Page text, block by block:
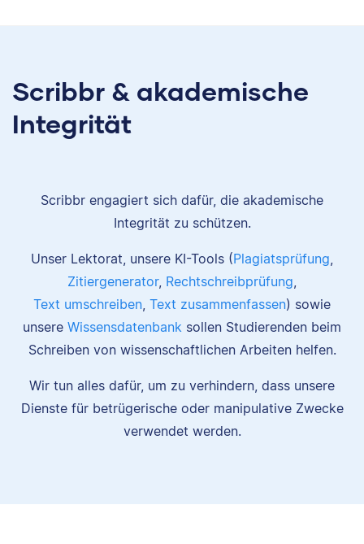
Scribbr & akademische
Integrität
Scribbr engagiert sich dafür, die akademische
Integrität zu schützen.
Unser Lektorat, unsere KI-Tools (Plagiatsprüfung
Zitiergenerator, Rechtschreibprüfung
Text umschreiben Text zusammenfassen) sowie
unsere Wissensdatenbank sollen Studierenden beim
Schreiben von wissenschaftlichen Arbeiten helfen.
Wir tun alles dafür, um zu verhindern, dass unsere
Dienste für betrügerische oder manipulative Zwecke
verwendet werden.